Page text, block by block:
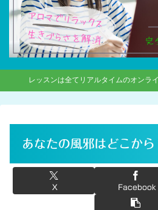
レッスンは全てリアルタイムのオンラ
あなたの風邪はどこから
X Facebook